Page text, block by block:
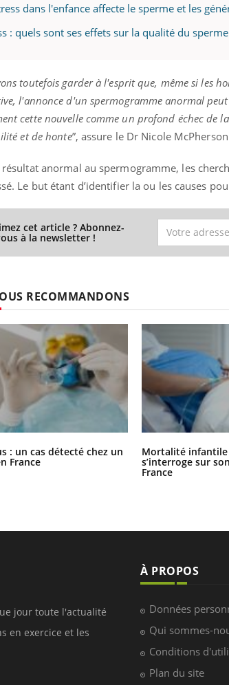
dans l'enfance affecte le sperme et les
: quels sont ses effets sur la qualité du sperme
toutefois garder à l'esprit que, même si les
l'annonce d'un spermogramme anormal
cette nouvelle comme un profond échec de
et de honte”, assure le Dr Nicole
résultat anormal au spermogramme, les
Le but étant d’identifier la ou les causes
cet article ? Abonnez-
à la newsletter !
RECOMMANDONS
: un cas détecté chez un
France
Mortalité
s’interroge sur
France
jour toute l'actualité
en exercice et les
À PROPOS
Données
Qui sommes-
Conditions
Plan du site